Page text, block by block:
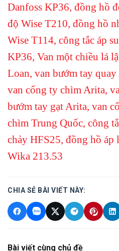
Danfoss KP36, đồng hồ
độ Wise T210, đồng hồ
Wise T114, công tắc áp
KP36, Van một chiều lá
Loan, van bướm tay
van cổng ty chìm Arita,
bướm tay gạt Arita, van
chìm Trung Quốc, công
chảy HFS25, đồng hồ áp
Wika 213.53
CHIA SẺ BÀI VIẾT NÀY:
Bài viết cùng chủ đề